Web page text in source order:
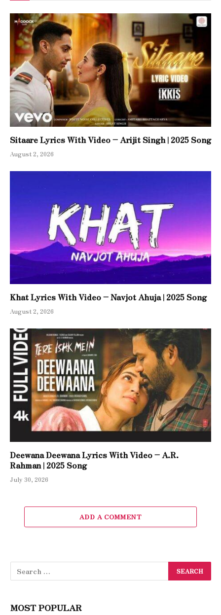
Sitaare Lyrics With Video – Arijit Singh | 2025 Song
August 2, 2026
Khat Lyrics With Video – Navjot Ahuja | 2025 Song
August 2, 2026
Deewana Deewana Lyrics With Video – A.R.
Rahman | 2025 Song
July 30, 2026
ADD A COMMENT
MOST POPULAR